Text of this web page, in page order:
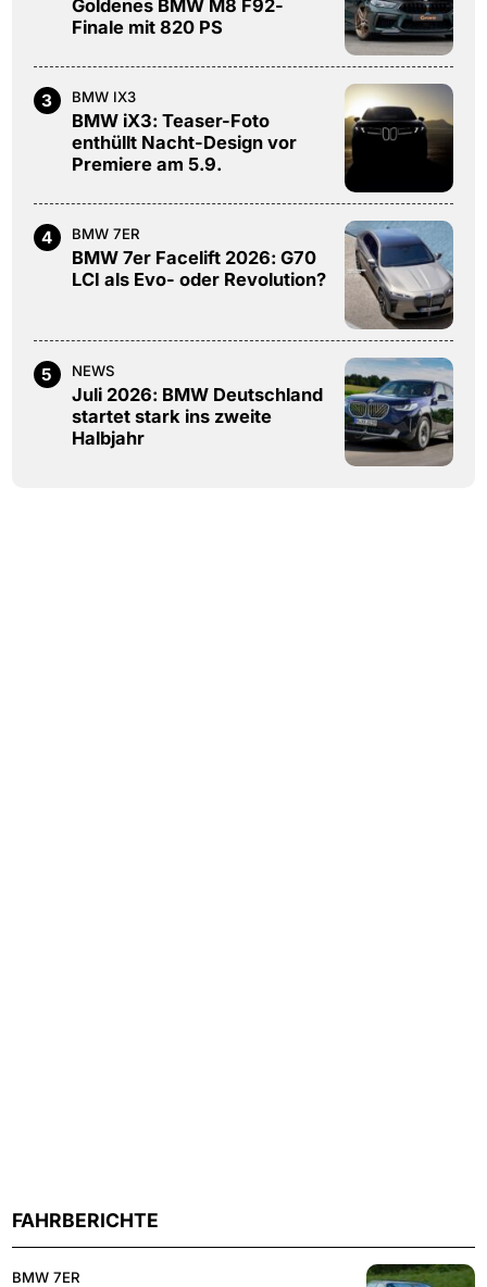
Goldenes BMW M8 F92-
Finale mit 820 PS
3 BMW IX3
BMW iX3: Teaser-Foto
enthüllt Nacht-Design vor
Premiere am 5.9.
4 BMW 7ER
BMW 7er Facelift 2026: G70
LCI als Evo- oder Revolution?
5 NEWS
Juli 2026: BMW Deutschland
startet stark ins zweite
Halbjahr
FAHRBERICHTE
BMW 7ER